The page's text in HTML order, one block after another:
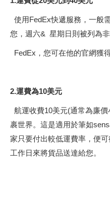
使用FedEx快遞服務， 一般
您，週六& 星期日則被列為非
FedEx，您可在他的官網獲
2.運費為10美元
航運收費10美元(通常為廉
裹世界。這是適用於筆如
家只要付出較低運費率，便可
工作日來將貨品送達給您。